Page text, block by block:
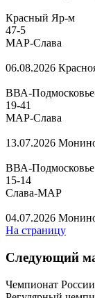
Красный Яр-м
47-5
МАР-Слава
06.08.2026
ВВА-
19-41
МАР-Слава
13.07.2026
ВВА-Подмосковье
15-14
Слава-МАР
04.07.2026
На страницу
Следующий
Чемпионат